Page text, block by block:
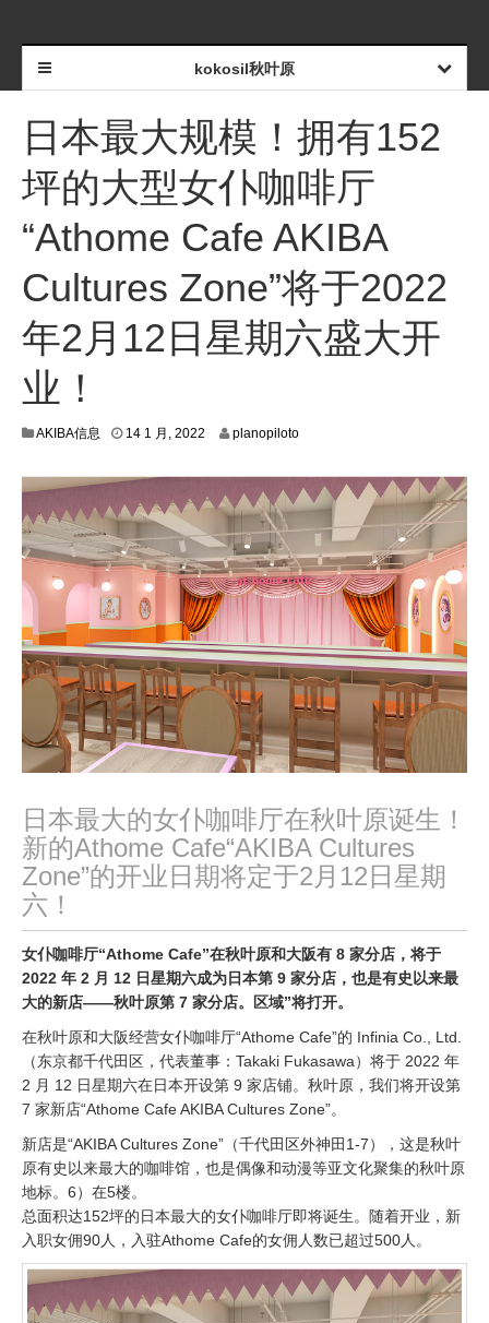
kokosil秋叶原
日本最大规模！拥有152
坪的大型女仆咖啡厅
“Athome Cafe AKIBA
Cultures Zone”将于2022
年2月12日星期六盛大开
业！
AKIBA信息 14 1 月, 2022
,
0
2
2
planopiloto
日本最大的女仆咖啡厅在秋叶原诞生！
新的Athome Cafe“AKIBA Cultures
Zone”的开业日期将定于2月12日星期
六！
女仆咖啡厅“Athome Cafe”在秋叶原和大阪有 8 家分店，将于
2022 年 2 月 12 日星期六成为日本第 9 家分店，也是有史以来最
大的新店——秋叶原第 7 家分店。区域”将打开。
在秋叶原和大阪经营女仆咖啡厅“Athome Cafe”的 Infinia Co., Ltd.
（东京都千代田区，代表董事：Takaki Fukasawa）将于 2022 年
2 月 12 日星期六在日本开设第 9 家店铺。秋叶原，我们将开设第
7 家新店“Athome Cafe AKIBA Cultures Zone”。
新店是“AKIBA Cultures Zone”（千代田区外神田1-7），这是秋叶
原有史以来最大的咖啡馆，也是偶像和动漫等亚文化聚集的秋叶原
地标。6）在5楼。
总面积达152坪的日本最大的女仆咖啡厅即将诞生。随着开业，新
入职女佣90人，入驻Athome Cafe的女佣人数已超过500人。